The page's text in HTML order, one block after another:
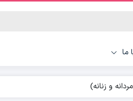
ما
و زنانه)